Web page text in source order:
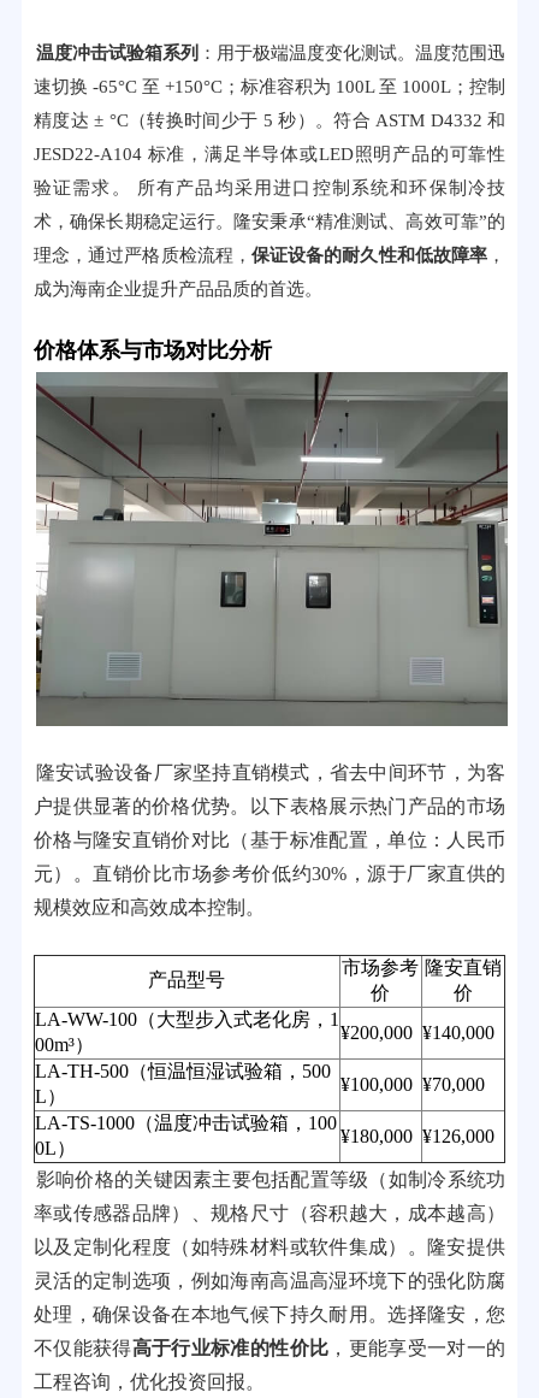
温度冲击试验箱系列 ：用于极端温度变化测试。温度范围迅
速切换 -65°C 至 +150°C；标准容积为 100L 至 1000L；控制
精度达 ± °C（转换时间少于 5 秒）。符合 ASTM D4332 和
JESD22-A104 标准，满足半导体或LED照明产品的可靠性
验证需求。 所有产品均采用进口控制系统和环保制冷技
术，确保长期稳定运行。隆安秉承“精准测试、高效可靠”的
理念，通过严格质检流程， 保证设备的耐久性和低故障率 ，
成为海南企业提升产品品质的首选。
价格体系与市场对比分析
隆安试验设备厂家坚持直销模式，省去中间环节，为客
户提供显著的价格优势。以下表格展示热门产品的市场
价格与隆安直销价对比（基于标准配置，单位：人民币
元）。直销价比市场参考价低约30%，源于厂家直供的
规模效应和高效成本控制。
产品型号
市场参考
价
隆安直销
价
LA-WW-100（大型步入式老化房，1
00m³）
¥200,000 ¥140,000
LA-TH-500（恒温恒湿试验箱，500
L）
¥100,000 ¥70,000
LA-TS-1000（温度冲击试验箱，100
0L）
¥180,000 ¥126,000
影响价格的关键因素主要包括配置等级（如制冷系统功
率或传感器品牌）、规格尺寸（容积越大，成本越高）
以及定制化程度（如特殊材料或软件集成）。隆安提供
灵活的定制选项，例如海南高温高湿环境下的强化防腐
处理，确保设备在本地气候下持久耐用。选择隆安，您
不仅能获得高于行业标准的性价比 ，更能享受一对一的
工程咨询，优化投资回报。